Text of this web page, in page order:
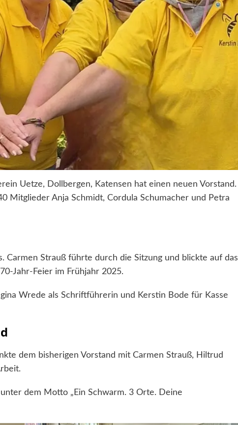
Uetze, Dollbergen, Katensen hat einen neuen Vorstand.
Mitglieder Anja Schmidt, Cordula Schumacher und Petra
Carmen Strauß führte durch die Sitzung und blickte auf das
Jahr-Feier im Frühjahr 2025.
Wrede als Schriftführerin und Kerstin Bode für Kasse
dem bisherigen Vorstand mit Carmen Strauß, Hiltrud
dem Motto „Ein Schwarm. 3 Orte. Deine